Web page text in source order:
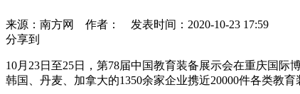
来源：南方网 作者：
发表时间：2020-10-23 17:59
分享到
10月23日至25日，第78届中国教育装备展示会在重庆国
韩国、丹麦、加拿大的1350余家企业携近20000件各类教育